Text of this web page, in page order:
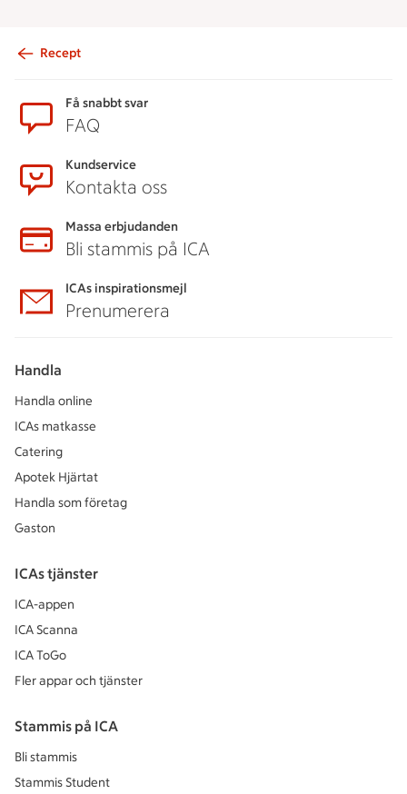
Recept
Få snabbt svar
FAQ
Kundservice
Kontakta oss
Massa erbjudanden
Bli stammis på ICA
ICAs inspirationsmejl
Prenumerera
Handla
Handla online
ICAs matkasse
Catering
Apotek Hjärtat
Handla som företag
Gaston
ICAs tjänster
ICA-appen
ICA Scanna
ICA ToGo
Fler appar och tjänster
Stammis på ICA
Bli stammis
Stammis Student